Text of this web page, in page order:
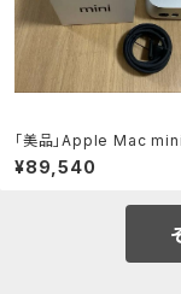
「美品」Apple Mac
24) 16GB/1TB
¥89,540